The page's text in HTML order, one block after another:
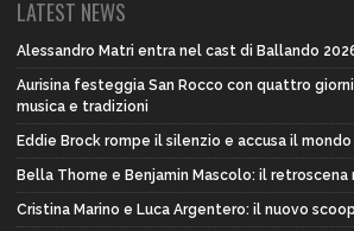
LATEST NEWS
Alessandro Matri entra nel cast di Ballando
Aurisina festeggia San Rocco con quattro
musica e tradizioni
Eddie Brock rompe il silenzio e accusa il mondo
Bella Thorne e Benjamin Mascolo: il retroscena
Cristina Marino e Luca Argentero: il nuovo